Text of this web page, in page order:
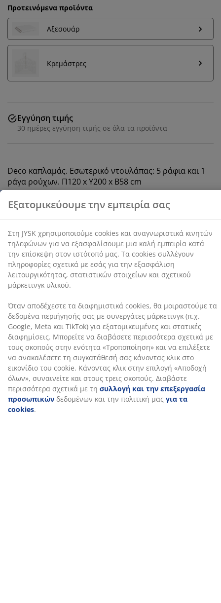
Προτεινόμενα προϊόντα
Αξεσουάρ
Κρεμάστρες
Εγγύηση τιμής
30 ημέρες εγγύηση τιμής σε όλα τα προϊόντα
Deco καπλαμάς. Εσωτερικό ντουλάπας: 5 ράφια και 1
ράγα ρούχων. Π120 x Υ200 x Β58 cm
SKU: 3670665
Χαρακτηριστικά προϊόντος
Αξιολογήσεις
( 1)
Αποστολή
cookies συλλέγουν πληροφορίες σχετικά με εσάς για
την εξασφάλιση λειτουργικότητας, στατιστικών
στοιχείων και σχετικού μάρκετινγκ υλικού.
Όταν αποδέχεστε τα διαφημιστικά cookies, θα
μοιραστούμε τα δεδομένα περιήγησής σας με
συνεργάτες μάρκετινγκ (π.χ. Google, Meta και TikTok)
για εξατομικευμένες και στατικές διαφημίσεις.
Μπορείτε να διαβάσετε περισσότερα σχετικά με τους
σκοπούς στην ενότητα «Τροποποίηση» και να
επιλέξετε να ανακαλέσετε τη συγκατάθεσή σας
κάνοντας κλικ στο εικονίδιο του cookie. Κάνοντας κλικ
τρεις σκοπούς. Διαβάστε περισσότερα σχετικά με τη
συλλογή και την επεξεργασία προσωπικών
δεδομένων και την πολιτική μαςγια τα cookies.